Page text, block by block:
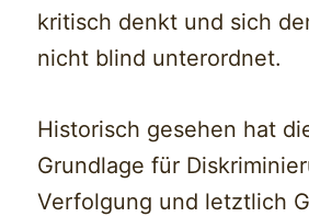
kritisch denkt und sich
nicht blind unterordnet.
Historisch gesehen hat
Grundlage für
Verfolgung und letztlich